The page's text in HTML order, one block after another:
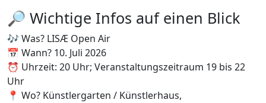
🔎 Wichtige Infos auf einen Blick
🎶 Was? LISÆ Open Air
📅 Wann? 10. Juli 2026
⏰ Uhrzeit: 20 Uhr; Veranstaltungszeitraum 19 bis 22
Uhr
📍 Wo? Künstlergarten / Künstlerhaus,